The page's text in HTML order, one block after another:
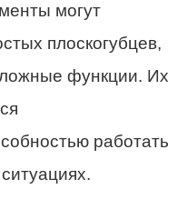
могут
плоскогубцев,
функции. Их
работать